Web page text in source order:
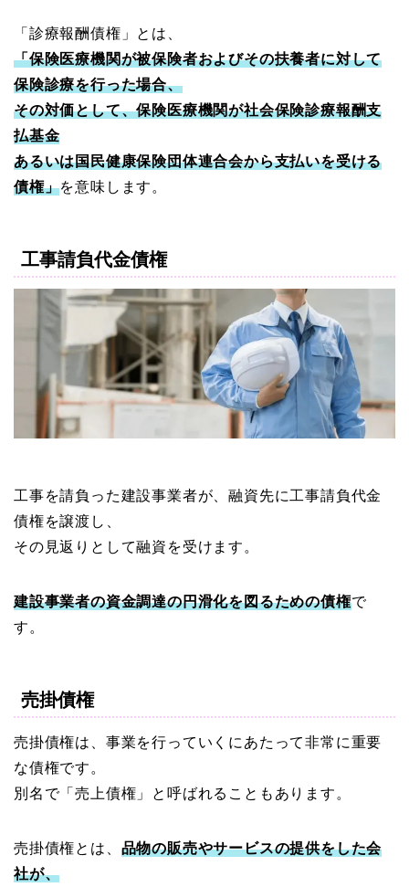
「診療報酬債権」とは、
「保険医療機関が被保険者およびその扶養者に対して
保険診療を行った場合、
その対価として、保険医療機関が社会保険診療報酬支
払基金
あるいは国民健康保険団体連合会から支払いを受ける
債権」を意味します。
工事請負代金債権
工事を請負った建設事業者が、融資先に工事請負代金
債権を譲渡し、
その見返りとして融資を受けます。
建設事業者の資金調達の円滑化を図るための債権で
す。
売掛債権
売掛債権は、事業を行っていくにあたって非常に重要
な債権です。
別名で「売上債権」と呼ばれることもあります。
売掛債権とは、 品物の販売やサービスの提供をした会
社が、